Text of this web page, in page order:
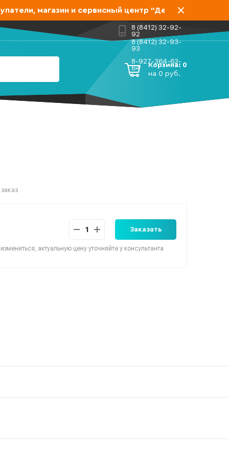
магазин и сервисный центр "Дело мастера"
8 (8412) 32-92-
92
8 (8412) 32-93-
93
8-927-364-63-
64
Корзина: 0
на 0 руб.
Заказать
актуальную цену уточняйте у консультанта